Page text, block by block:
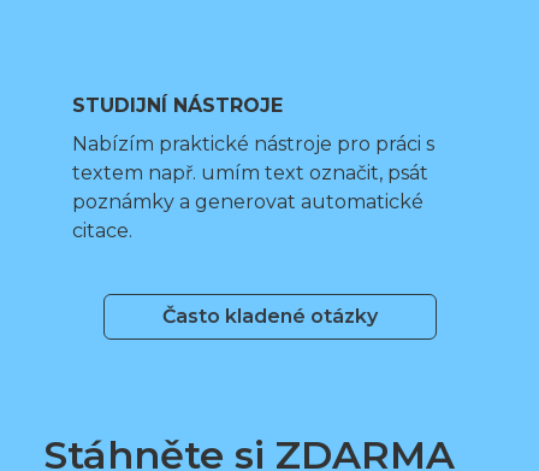
STUDIJNÍ NÁSTROJE
Nabízím praktické nástroje pro práci s
textem např. umím text označit, psát
poznámky a generovat automatické
citace.
Často kladené otázky
Stáhněte si ZDARMA